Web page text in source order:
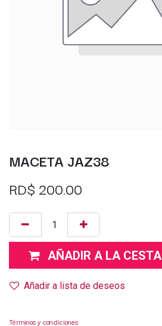
MACETA JAZ38
RD$ 200.00
AÑADIR A LA CESTA
Añadir a lista de deseos
Términos y condiciones